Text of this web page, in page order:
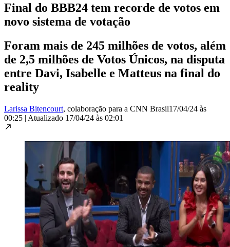
Final do BBB24 tem recorde de votos em
novo sistema de votação
Foram mais de 245 milhões de votos, além
de 2,5 milhões de Votos Únicos, na disputa
entre Davi, Isabelle e Matteus na final do
reality
Larissa Bitencourt, colaboração para a CNN Brasil17/04/24 às
00:25 | Atualizado 17/04/24 às 02:01